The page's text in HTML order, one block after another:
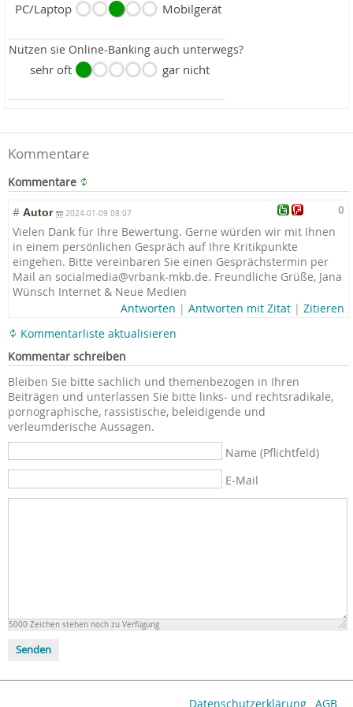
PC/Laptop Mobilgerät
Nutzen sie Online-Banking auch unterwegs?
sehr oft gar nicht
Kommentare
Kommentare
0
# Autor 2024-01-09 08:07
Vielen Dank für Ihre Bewertung. Gerne würden wir mit Ihnen
in einem persönlichen Gespräch auf Ihre Kritikpunkte
eingehen. Bitte vereinbaren Sie einen Gesprächstermin per
Mail an socialmedia@vrbank-mkb.de. Freundliche Grüße, Jana
Wünsch Internet & Neue Medien
Antworten | Antworten mit Zitat | Zitieren
Kommentarliste aktualisieren
Kommentar schreiben
Bleiben Sie bitte sachlich und themenbezogen in Ihren
Beiträgen und unterlassen Sie bitte links- und rechtsradikale,
pornographische, rassistische, beleidigende und
verleumderische Aussagen.
Name (Pflichtfeld)
E-Mail
5000 Zeichen stehen noch zu Verfügung
Senden
AGB
Datenschutzerklärung